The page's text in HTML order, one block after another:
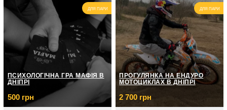
3 ос. / 2 год
3 600
грн
4 ос. / 4 години
6 000
грн
ДЛЯ ПАРИ
ПСИХОЛОГІЧНА ГРА МАФІЯ В
ДНІПРІ
500 грн
ДЛЯ ПАРИ
ПРОГУЛЯНКА НА ЕНДУРО
МОТОЦИКЛАХ В ДНІПРІ
2 700 грн